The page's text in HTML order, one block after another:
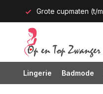
Gratis verzending
Lingerie Badmode